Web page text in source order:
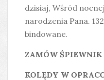
dzisiaj, Wśród nocnej
narodzenia Pana.
bindowane.
ZAMÓW ŚPIEWNIK
KOLĘDY W